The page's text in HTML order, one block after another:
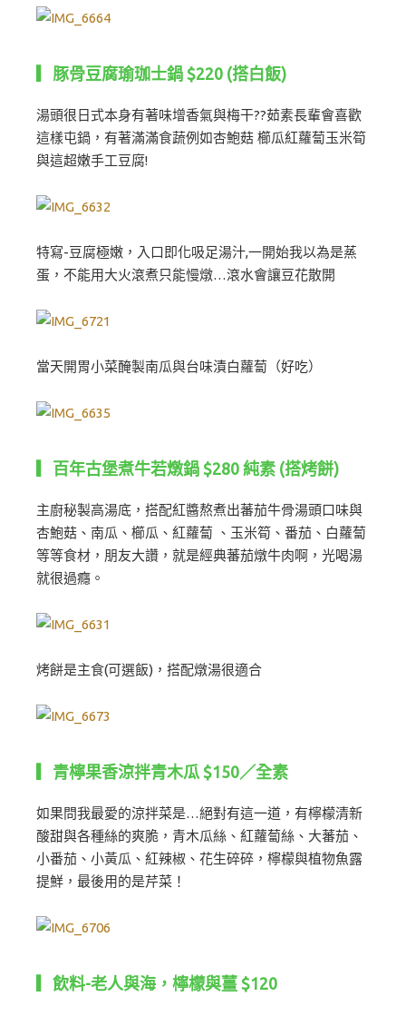
▎豚骨豆腐瑜珈士鍋 $220 (搭白飯)
湯頭很日式本身有著味增香氣與梅干??茹素長輩會喜歡
這樣屯鍋，有著滿滿食蔬例如杏鮑菇 櫛瓜紅蘿蔔玉米筍
與這超嫩手工豆腐!
特寫-豆腐極嫩，入口即化吸足湯汁,一開始我以為是蒸
蛋，不能用大火滾煮只能慢燉…滾水會讓豆花散開
當天開胃小菜醃製南瓜與台味漬白蘿蔔（好吃）
▎百年古堡煮牛若燉鍋 $280 純素 (搭烤餅)
主廚秘製高湯底，搭配紅醬熬煮出蕃茄牛骨湯頭口味與
杏鮑菇、南瓜、櫛瓜、紅蘿蔔 、玉米筍、番茄、白蘿蔔
等等食材，朋友大讚，就是經典蕃茄燉牛肉啊，光喝湯
就很過癮。
烤餅是主食(可選飯)，搭配燉湯很適合
▎青檸果香涼拌青木瓜 $150／全素
如果問我最愛的涼拌菜是…絕對有這一道，有檸檬清新
酸甜與各種絲的爽脆，青木瓜絲、紅蘿蔔絲、大蕃茄、
小番茄、小黃瓜、紅辣椒、花生碎碎，檸檬與植物魚露
提鮮，最後用的是芹菜！
▎飲料-老人與海，檸檬與薑 $120